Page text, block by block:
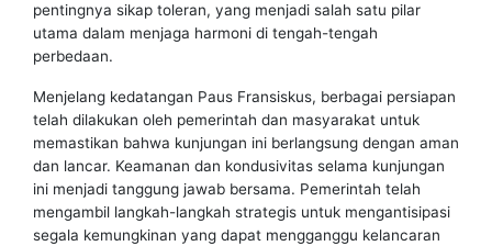
pentingnya sikap toleran, yang menjadi salah satu pilar
utama dalam menjaga harmoni di tengah-tengah
perbedaan.
Menjelang kedatangan Paus Fransiskus, berbagai persiapan
telah dilakukan oleh pemerintah dan masyarakat untuk
memastikan bahwa kunjungan ini berlangsung dengan aman
dan lancar. Keamanan dan kondusivitas selama kunjungan
ini menjadi tanggung jawab bersama. Pemerintah telah
mengambil langkah-langkah strategis untuk mengantisipasi
segala kemungkinan yang dapat mengganggu kelancaran